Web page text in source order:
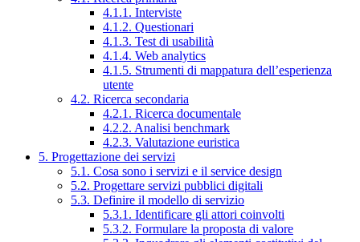
4.1.1. Interviste
4.1.2. Questionari
4.1.3. Test di usabilità
4.1.4. Web analytics
4.1.5. Strumenti di mappatura dell’esperienza
utente
4.2. Ricerca secondaria
4.2.1. Ricerca documentale
4.2.2. Analisi benchmark
4.2.3. Valutazione euristica
5. Progettazione dei servizi
5.1. Cosa sono i servizi e il service design
5.2. Progettare servizi pubblici digitali
5.3. Definire il modello di servizio
5.3.1. Identificare gli attori coinvolti
5.3.2. Formulare la proposta di valore